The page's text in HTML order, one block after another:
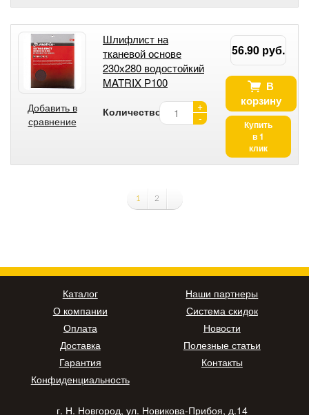
Добавить в
сравнение
Шлифлист на
тканевой основе
230х280 водостойкий
MATRIX Р100
Количество:
+
-
56.90 руб.
В
корзину
Купить
в 1
клик
1 2
Каталог
О компании
Оплата
Доставка
Гарантия
Конфиденциальность
Наши партнеры
Система скидок
Новости
Полезные статьи
Контакты
г. Н. Новгород, ул. Новикова-Прибоя, д.14